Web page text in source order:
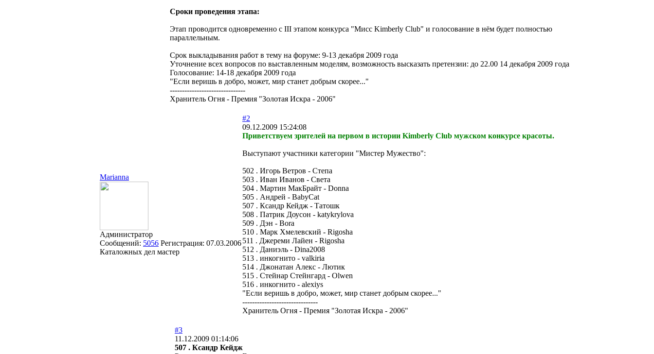
Сроки проведения этапа:
Этап проводится одновременно с III этапом конкурса "Мисс Kimberly Club" и голосование в нём будет полностью
параллельным.
Срок выкладывания работ в тему на форуме: 9-13 декабря 2009 года
Уточнение всех вопросов по выставленным моделям, возможность высказать претензии: до 22.00 14 декабря 2009 года
Голосование: 14-18 декабря 2009 года
"Если веришь в добро, может, мир станет добрым скорее..."
-------------------------------
Хранитель Огня - Премия "Золотая Искра - 2006"
Marianna
Администратор
Сообщений: 5056 Регистрация: 07.03.2006
Каталожных дел мастер
#2
09.12.2009 15:24:08
Приветствуем зрителей на первом в истории Kimberly Club мужском конкурсе красоты.
Выступают участники категории "Мистер Мужество":
502 . Игорь Ветров - Степа
503 . Иван Иванов - Света
504 . Мартин МакБрайт - Donna
505 . Андрей - BabyCat
507 . Ксандр Кейдж - Татошк
508 . Патрик Доусон - katykrylova
509 . Дэн - Bora
510 . Марк Хмелевский - Rigosha
511 . Джереми Лайен - Rigosha
512 . Даниэль - Dina2008
513 . инкогнито - valkiria
514 . Джонатан Алекс - Лютик
515 . Стейнар Стейнгард - Olwen
516 . инкогнито - alexiys
"Если веришь в добро, может, мир станет добрым скорее..."
-------------------------------
Хранитель Огня - Премия "Золотая Искра - 2006"
#3
11.12.2009 01:14:06
507 . Ксандр Кейдж